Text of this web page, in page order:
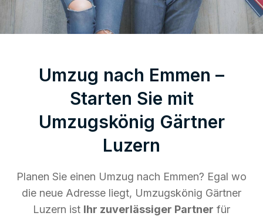
Umzug nach Emmen –
Starten Sie mit
Umzugskönig Gärtner
Luzern
Planen Sie einen Umzug nach Emmen? Egal wo
die neue Adresse liegt, Umzugskönig Gärtner
Luzern ist Ihr zuverlässiger Partner für